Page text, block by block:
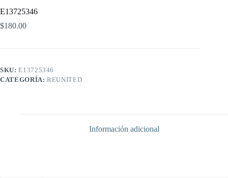
E13725346
$180.00
SKU:E13725346
CATEGORÍA:REUNITED
Información adicional